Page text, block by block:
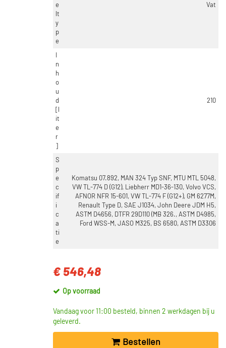
e
lt
y
p
e
Vat
n
h
o
u
d
it
e
r
210
S
p
e
c
if
i
c
a
ti
e
Komatsu 07.892, MAN 324 Typ SNF, MTU MTL 5048,
VW TL-774 D (G12), Liebherr MD1-36-130, Volvo VCS,
AFNOR NFR 15-601, VW TL-774 F (G12+), GM 6277M,
Renault Type D, SAE J1034, John Deere JDM H5,
ASTM D4656, DTFR 29D110 (MB 326., ASTM D4985,
Ford WSS-M, JASO M325, BS 6580, ASTM D3306
€ 546,48
Op voorraad
Vandaag voor 11:00 besteld, binnen 2 werkdagen bij u
geleverd.
Bestellen